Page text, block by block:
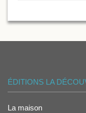
ÉDITIONS LA
La maison